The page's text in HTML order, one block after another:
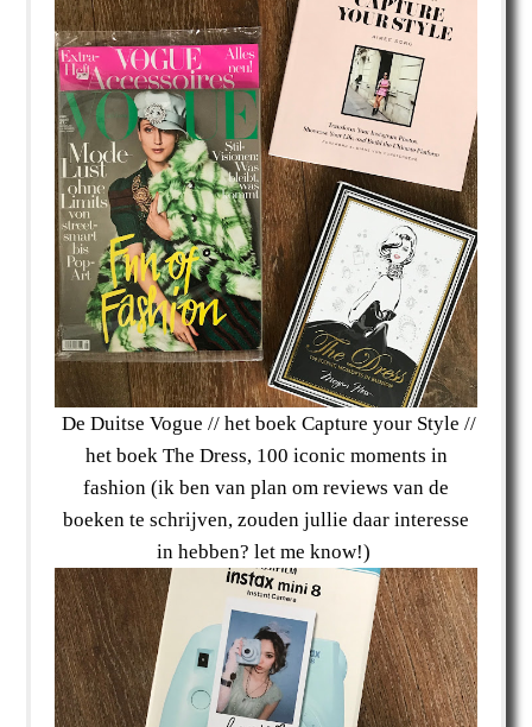
De Duitse Vogue // het boek Capture your Style //
het boek The Dress, 100 iconic moments in
fashion (ik ben van plan om reviews van de
boeken te schrijven, zouden jullie daar interesse
in hebben? let me know!)